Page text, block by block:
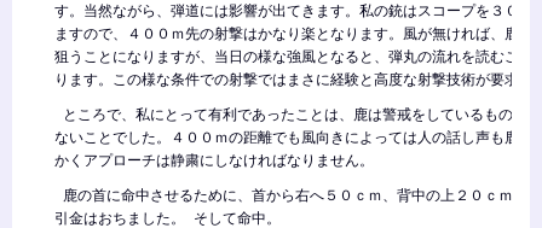
す。当然ながら、弾道には影響が出てきます。私の銃はスコープを３００
ますので、４００ｍ先の射撃はかなり楽となります。風が無ければ、鹿の
狙うことになりますが、当日の様な強風となると、弾丸の流れを読むこと
ります。この様な条件での射撃ではまさに経験と高度な射撃技術が要求さ
ところで、私にとって有利であったことは、鹿は警戒をしているものの
ないことでした。４００ｍの距離でも風向きによっては人の話し声も鹿に
かくアプローチは静粛にしなければなりません。
鹿の首に命中させるために、首から右へ５０ｃｍ、背中の上２０ｃｍを
引金はおちました。 そして命中。